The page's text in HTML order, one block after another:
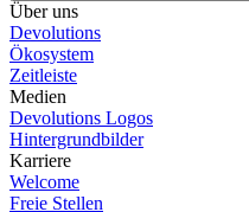
Über uns
Devolutions
Ökosystem
Zeitleiste
Medien
Devolutions Logos
Hintergrundbilder
Karriere
Welcome
Freie Stellen